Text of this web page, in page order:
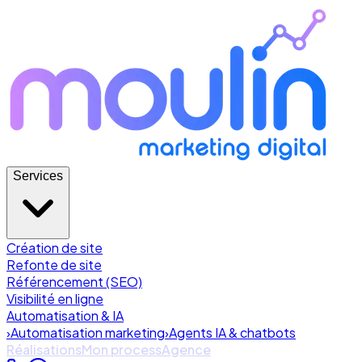
Services
Création de site
Refonte de site
Référencement (SEO)
Visibilité en ligne
Automatisation & IA
›Automatisation marketing›Agents IA & chatbots
RéalisationsMon processAgence